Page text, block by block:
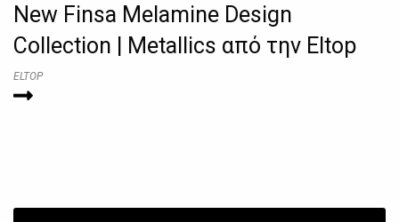
New Finsa Melamine Design
Collection | Metallics από την Eltop
ELTOP